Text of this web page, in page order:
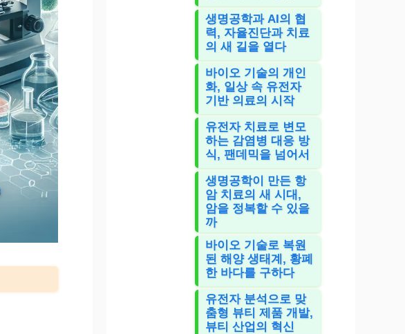
생명공학과 AI의 협
력, 자율진단과 치료
의 새 길을 열다
바이오 기술의 개인
화, 일상 속 유전자
기반 의료의 시작
유전자 치료로 변모
하는 감염병 대응 방
식, 팬데믹을 넘어서
생명공학이 만든 항
암 치료의 새 시대,
암을 정복할 수 있을
까
바이오 기술로 복원
된 해양 생태계, 황폐
한 바다를 구하다
유전자 분석으로 맞
춤형 뷰티 제품 개발,
뷰티 산업의 혁신